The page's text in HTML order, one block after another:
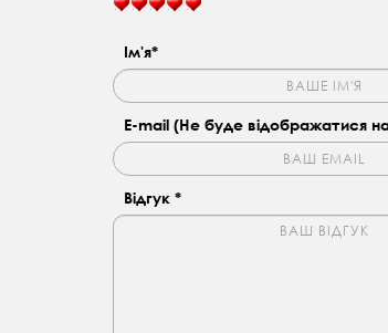
Ім'я*
E-mail (Не буде відображатися
Відгук *